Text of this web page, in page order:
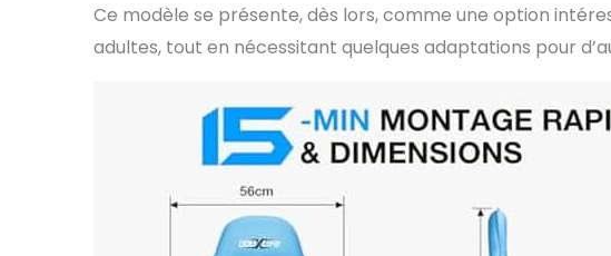
Ce modèle se présente, dès lors, comme une option
adultes, tout en nécessitant quelques adaptations pour